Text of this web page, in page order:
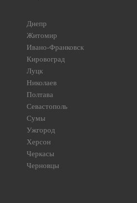
Днепр
Житомир
Ивано-Франковск
Кировоград
Луцк
Николаев
Полтава
Севастополь
Сумы
Ужгород
Херсон
Черкасы
Черновцы